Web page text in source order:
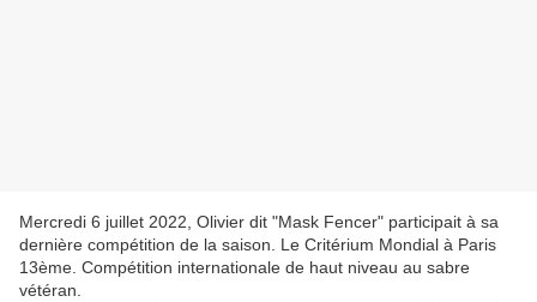
Mercredi 6 juillet 2022, Olivier dit "Mask Fencer" participait à sa
dernière compétition de la saison. Le Critérium Mondial à Paris
13ème. Compétition internationale de haut niveau au sabre
vétéran.